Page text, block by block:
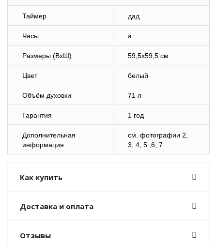
Таймер дад
Часы а
Размеры (ВхШ) 59,5х59,5 см
Цвет белый
Объём духовки 71 л
Гарантия 1 год
Дополнительная
информация
cм. фотографии 2,
3, 4, 5 ,6, 7
Как купить
Доставка и оплата
Отзывы